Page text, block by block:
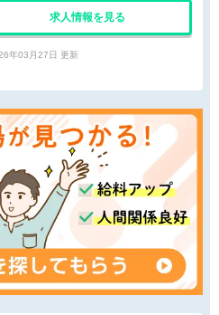
求人情報を見る
年03月27日 更新